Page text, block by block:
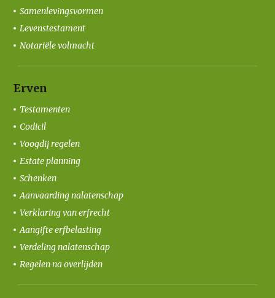
Samenlevingsvormen
Levenstestament
Notariële volmacht
Erven
Testamenten
Codicil
Voogdij regelen
Estate planning
Schenken
Aanvaarding nalatenschap
Verklaring van erfrecht
Aangifte erfbelasting
Verdeling nalatenschap
Regelen na overlijden